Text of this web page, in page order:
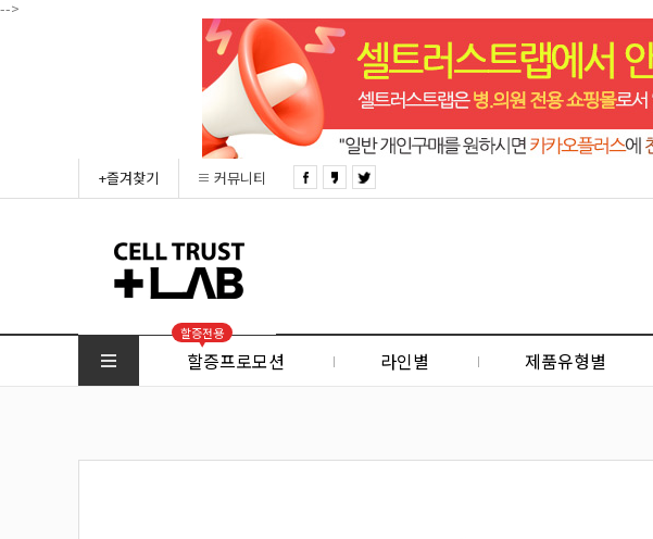
-->
+즐겨찾기 커뮤니티
할증전용
할증프로모션 라인별 제품유형별